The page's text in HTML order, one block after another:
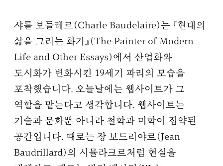
샤를 보들레르(Charle Baudelaire)는 『현대의
삶을 그리는 화가』(The Painter of Modern
Life and Other Essays)에서 산업화와
도시화가 변화시킨 19세기 파리의 모습을
포착했습니다. 오늘날에는 웹사이트가 그
역할을 맡는다고 생각합니다. 웹사이트는
기술과 문화뿐 아니라 철학과 미학이 집약된
공간입니다. 때로는 장 보드리야르(Jean
Baudrillard)의 시뮬라크르처럼 현실을